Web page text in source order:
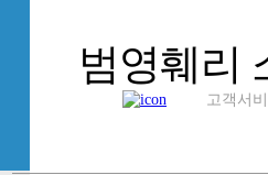
고객서
범영훼리